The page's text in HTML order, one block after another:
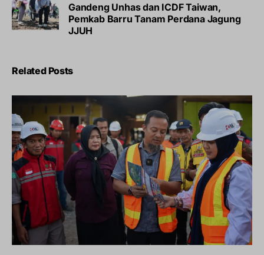
Gandeng Unhas dan ICDF Taiwan,
Pemkab Barru Tanam Perdana Jagung
JJUH
Related Posts